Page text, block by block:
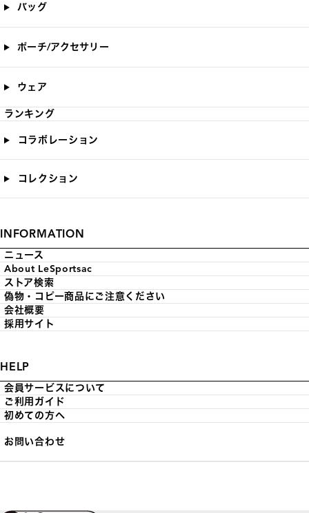
バッグ
ポーチ/アクセサリー
ウェア
ランキング
コラボレーション
コレクション
INFORMATION
ニュース
About LeSportsac
ストア検索
偽物・コピー商品にご注意ください
会社概要
採用サイト
HELP
会員サービスについて
ご利用ガイド
初めての方へ
お問い合わせ